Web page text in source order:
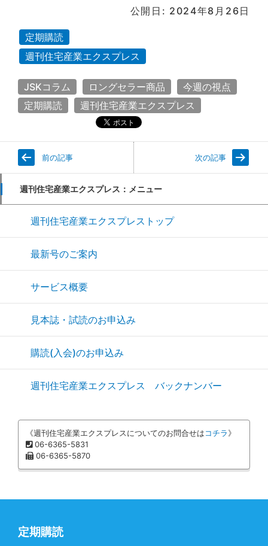
公開日: 2024年8月26日
定期購読
週刊住宅産業エクスプレス
JSKコラム ロングセラー商品
今週の視点
定期購読
週刊住宅産業エクスプレス
前の記事 次の記事
週刊住宅産業エクスプレス：メニュー
週刊住宅産業エクスプレストップ
最新号のご案内
サービス概要
見本誌・試読のお申込み
購読(入会)のお申込み
週刊住宅産業エクスプレス バックナンバー
《週刊住宅産業エクスプレスについてのお問合せはコチラ》
06-6365-5831
06-6365-5870
定期購読